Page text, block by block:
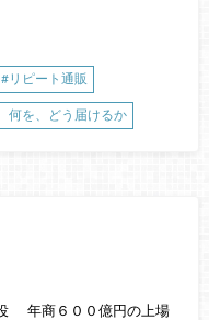
#リピート通販
何を、どう届けるか
年商６００億円の上場